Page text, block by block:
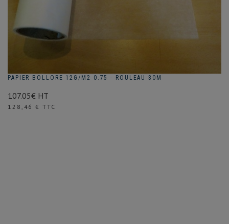
PAPIER BOLLORE 12G/M2 0.75 - ROULEAU 30M
107.05€ HT
Prix
128,46 € TTC